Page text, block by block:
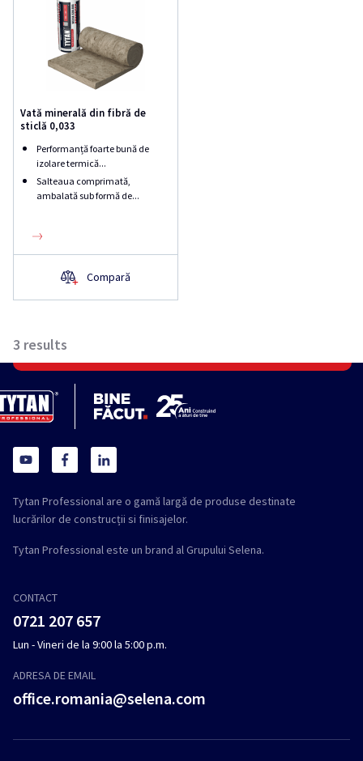
Vată minerală din fibră de
sticlă 0,033
Performanță foarte bună de
izolare termică...
Salteaua comprimată,
ambalată sub formă de...
Compară
3 results
Tytan Professional are o gamă largă de produse destinate
lucrărilor de construcții si finisajelor.
Tytan Professional este un brand al Grupului Selena.
CONTACT
0721 207 657
Lun - Vineri de la 9:00 la 5:00 p.m.
ADRESA DE EMAIL
office.romania@selena.com